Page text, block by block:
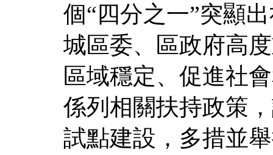
個“四分之一”突顯
城區委、區政府高
區域穩定、促進社
係列相關扶持政策
試點建設，多措並